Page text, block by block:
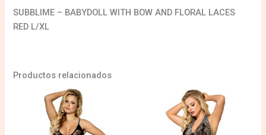
SUBBLIME – BABYDOLL WITH BOW AND FLORAL LACES
RED L/XL
Productos relacionados